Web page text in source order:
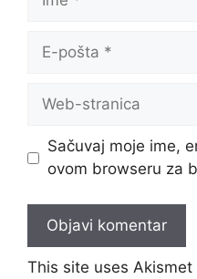
pošta
Web-
Sačuvaj moje ime,
ovom browseru za
This site uses